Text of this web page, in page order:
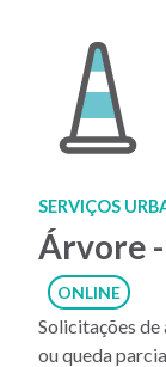
SERVIÇOS
Árvore
ONLINE
Solicitações
ou queda